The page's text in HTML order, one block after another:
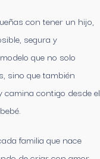
con tener un hijo,
segura y
que no solo
sino que también
contigo desde el
familia que nace